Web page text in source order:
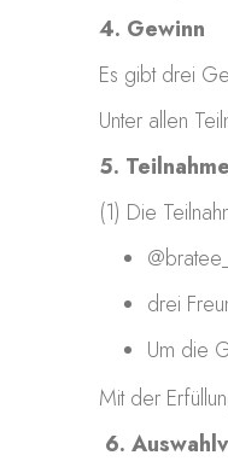
4. Gewinn
Es gibt drei
Unter allen
5.
(1) Die
drei
Um die
Mit der
6.